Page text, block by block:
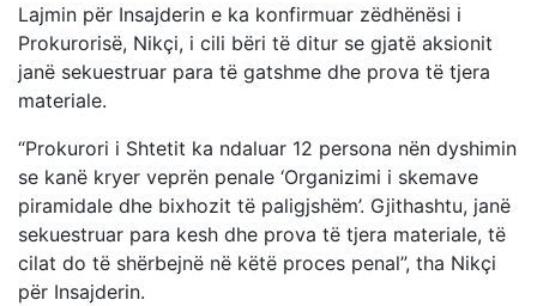
Lajmin për Insajderin e ka konfirmuar zëdhënësi i
Prokurorisë, Nikçi, i cili bëri të ditur se gjatë aksionit
janë sekuestruar para të gatshme dhe prova të tjera
materiale.
“Prokurori i Shtetit ka ndaluar 12 persona nën dyshimin
se kanë kryer veprën penale ‘Organizimi i skemave
piramidale dhe bixhozit të paligjshëm’. Gjithashtu, janë
sekuestruar para kesh dhe prova të tjera materiale, të
cilat do të shërbejnë në këtë proces penal”, tha Nikçi
për Insajderin.